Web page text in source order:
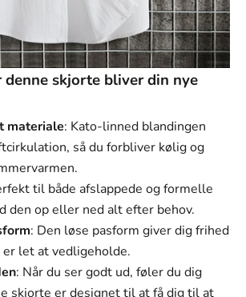
skjorte bliver din nye
materiale: Kato-linned blandingen
så du forbliver kølig og
til både afslappede og formelle
op eller ned alt efter behov.
: Den løse pasform giver dig frihed
let at vedligeholde.
: Når du ser godt ud, føler du dig
skjorte er designet til at få dig til at